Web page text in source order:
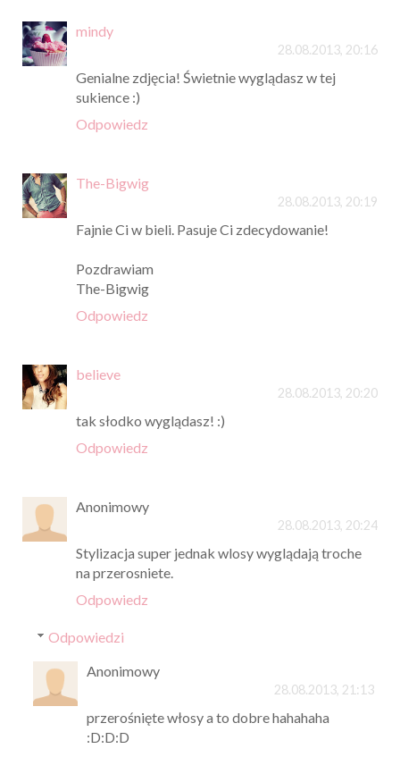
mindy
28.08.2013, 20:16
Genialne zdjęcia! Świetnie wyglądasz w tej
sukience :)
Odpowiedz
The-Bigwig
28.08.2013, 20:19
Fajnie Ci w bieli. Pasuje Ci zdecydowanie!
Pozdrawiam
The-Bigwig
Odpowiedz
believe
28.08.2013, 20:20
tak słodko wyglądasz! :)
Odpowiedz
Anonimowy
28.08.2013, 20:24
Stylizacja super jednak wlosy wyglądają troche
na przerosniete.
Odpowiedz
Odpowiedzi
Anonimowy
28.08.2013, 21:13
przerośnięte włosy a to dobre hahahaha
:D:D:D